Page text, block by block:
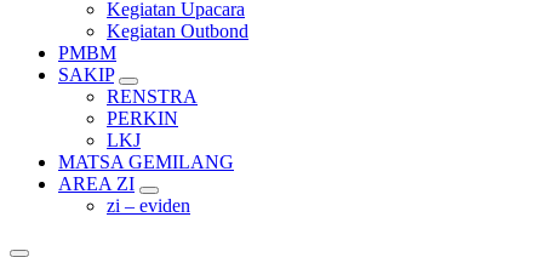
Kegiatan Upacara
Kegiatan Outbond
PMBM
SAKIP
RENSTRA
PERKIN
LKJ
MATSA GEMILANG
AREA ZI
zi – eviden